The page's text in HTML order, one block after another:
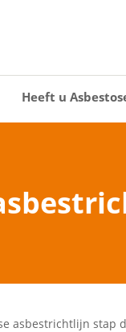
Heeft u
asbestrichtlijn stap